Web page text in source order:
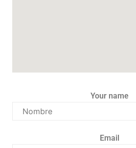
Your name
Email